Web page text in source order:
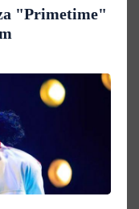
"Primetime"